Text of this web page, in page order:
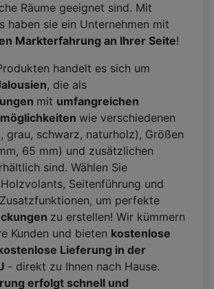
Räume geeignet sind. Mit
haben sie ein Unternehmen mit
Markterfahrung an Ihrer Seite!
handelt es sich um
, die als
mit umfangreichen
wie verschiedenen
grau, schwarz, naturholz), Größen
65 mm) und zusätzlichen
sind. Wählen Sie
Seitenführung und
um perfekte
zu erstellen! Wir kümmern
Kunden und bieten kostenlose
Lieferung in der
- direkt zu Ihnen nach Hause.
erfolgt schnell und